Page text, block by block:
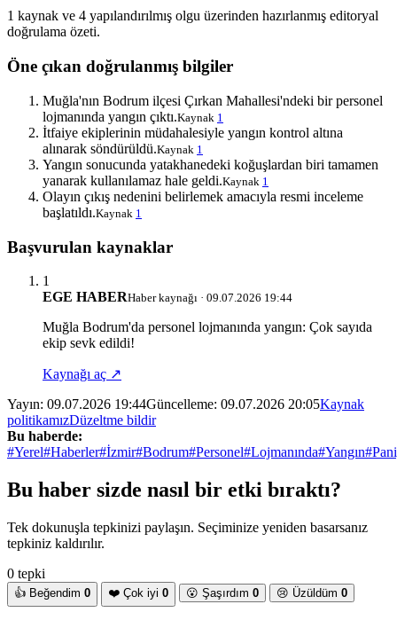
1 kaynak ve 4 yapılandırılmış olgu üzerinden hazırlanmış editoryal
doğrulama özeti.
Öne çıkan doğrulanmış bilgiler
Muğla'nın Bodrum ilçesi Çırkan Mahallesi'ndeki bir personel
lojmanında yangın çıktı.Kaynak 1
İtfaiye ekiplerinin müdahalesiyle yangın kontrol altına
alınarak söndürüldü.Kaynak 1
Yangın sonucunda yatakhanedeki koğuşlardan biri tamamen
yanarak kullanılamaz hale geldi.Kaynak 1
Olayın çıkış nedenini belirlemek amacıyla resmi inceleme
başlatıldı.Kaynak 1
Başvurulan kaynaklar
1
EGE HABERHaber kaynağı · 09.07.2026 19:44
Muğla Bodrum'da personel lojmanında yangın: Çok sayıda
ekip sevk edildi!
Kaynağı aç ↗
Yayın: 09.07.2026 19:44Güncelleme: 09.07.2026 20:05Kaynak
politikamızDüzeltme bildir
Bu haberde:
#Yerel#Haberler#İzmir#Bodrum#Personel#Lojmanında#Yangın
Bu haber sizde nasıl bir etki bıraktı?
Tek dokunuşla tepkinizi paylaşın. Seçiminize yeniden basarsanız
tepkiniz kaldırılır.
0 tepki
👍 Beğendim 0 ❤️ Çok iyi 0 😮 Şaşırdım 0 😢 Üzüldüm 0